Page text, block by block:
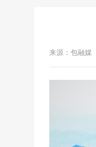
来源：包融媒